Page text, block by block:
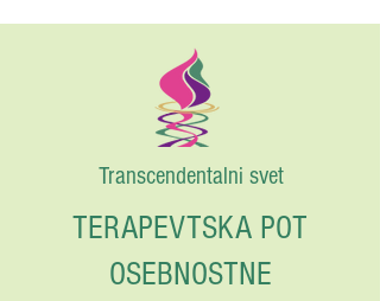
Transcendentalni svet
TERAPEVTSKA POT
OSEBNOSTNE